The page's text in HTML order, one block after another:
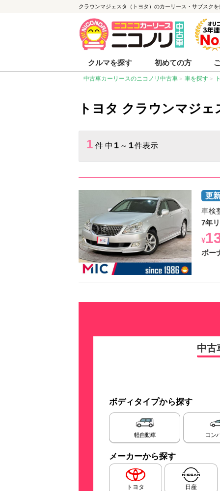
クラウンマジェスタ（トヨタ）のカーリース・サブスク
クルマを探す 初めての方
中古車カーリースのニコノリ中古車 車を探す
トヨタ クラウンマジ
1 件 中 1 ～ 1件表示
車検
7年
¥
ボー
中古
ボディタイプから探す
軽自動車 コン
メーカーから探す
トヨタ 日産